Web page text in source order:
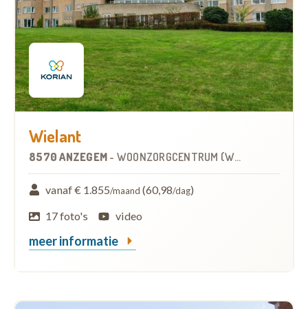
Wielant
8570 ANZEGEM - WOONZORGCENTRUM (WZC)
vanaf € 1.855/maand (60,98/dag)
17 foto's
video
meer informatie